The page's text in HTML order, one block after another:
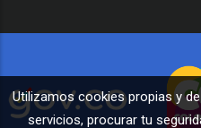
Utilizamos cookies propias y
servicios, procurar tu